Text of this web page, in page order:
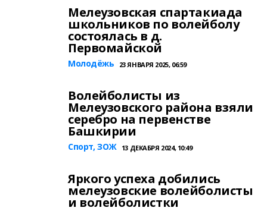
Мелеузовская спартакиада
школьников по волейболу
состоялась в д.
Первомайской
Молодёжь 23 ЯНВАРЯ 2025, 06:59
Волейболисты из
Мелеузовского района взяли
серебро на первенстве
Башкирии
Спорт, ЗОЖ 13 ДЕКАБРЯ 2024, 10:49
Яркого успеха добились
мелеузовские волейболисты
и волейболистки